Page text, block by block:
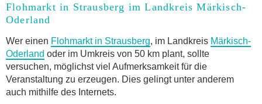
Flohmarkt in Strausberg im Landkreis Märkisch-
Oderland
Wer einen Flohmarkt in Strausberg, im Landkreis Märkisch-
Oderland oder im Umkreis von 50 km plant, sollte
versuchen, möglichst viel Aufmerksamkeit für die
Veranstaltung zu erzeugen. Dies gelingt unter anderem
auch mithilfe des Internets.